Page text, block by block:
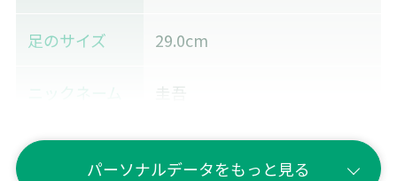
足のサイズ 29.0cm
ニックネーム 圭吾
血液型 B型
パーソナルデータをもっと見る